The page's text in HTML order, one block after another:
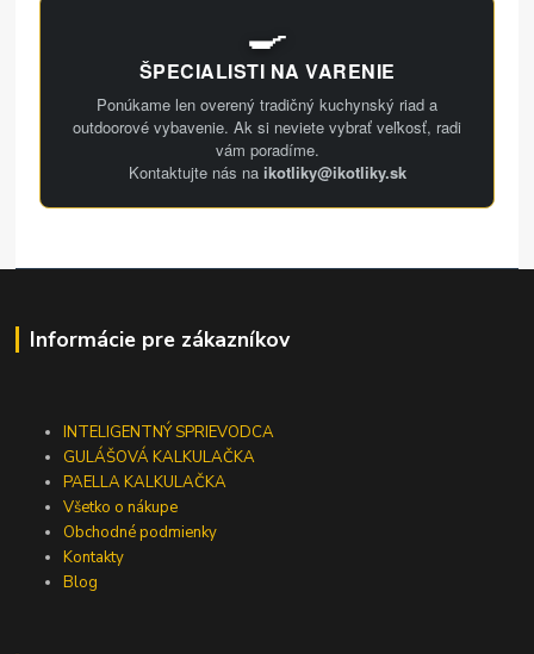
🍳
ŠPECIALISTI NA VARENIE
Ponúkame len overený tradičný kuchynský riad a
outdoorové vybavenie. Ak si neviete vybrať veľkosť, radi
vám poradíme.
Kontaktujte nás na ikotliky@ikotliky.sk
Informácie pre zákazníkov
INTELIGENTNÝ SPRIEVODCA
GULÁŠOVÁ KALKULAČKA
PAELLA KALKULAČKA
Všetko o nákupe
Obchodné podmienky
Kontakty
Blog